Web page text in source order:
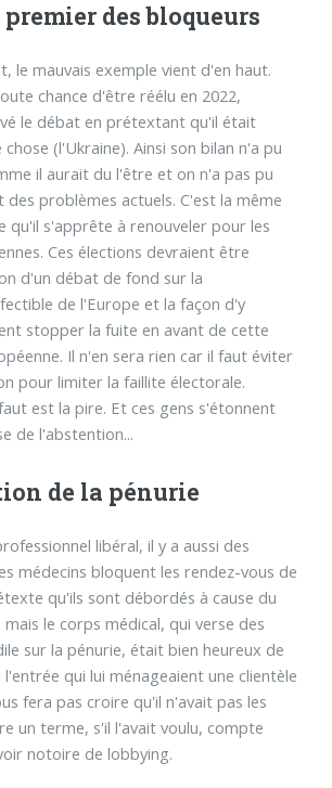
des bloqueurs
le mauvais exemple vient d'en haut.
chance d'être réélu en 2022,
le débat en prétextant qu'il était
(l'Ukraine). Ainsi son bilan n'a pu
il aurait du l'être et on n'a pas pu
des problèmes actuels. C'est la même
qu'il s'apprête à renouveler pour les
Ces élections devraient être
d'un débat de fond sur la
de l'Europe et la façon d'y
stopper la fuite en avant de cette
Il n'en sera rien car il faut éviter
pour limiter la faillite électorale.
est la pire. Et ces gens s'étonnent
de l'abstention...
de la pénurie
libéral, il y a aussi des
médecins bloquent les rendez-vous de
qu'ils sont débordés à cause du
mais le corps médical, qui verse des
sur la pénurie, était bien heureux de
qui lui ménageaient une clientèle
fera pas croire qu'il n'avait pas les
un terme, s'il l'avait voulu, compte
notoire de lobbying.